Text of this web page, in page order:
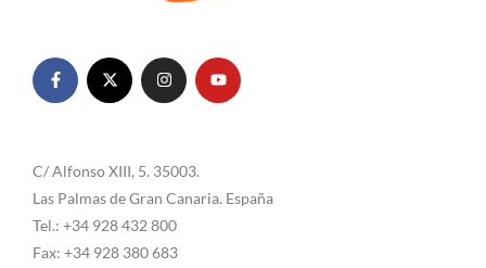
C/ Alfonso XIII, 5. 35003.
Las Palmas de Gran Canaria. España
Tel.: +34 928 432 800
Fax: +34 928 380 683